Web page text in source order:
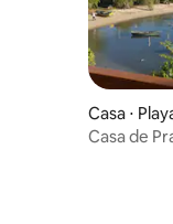
Casa ⋅
Casa de